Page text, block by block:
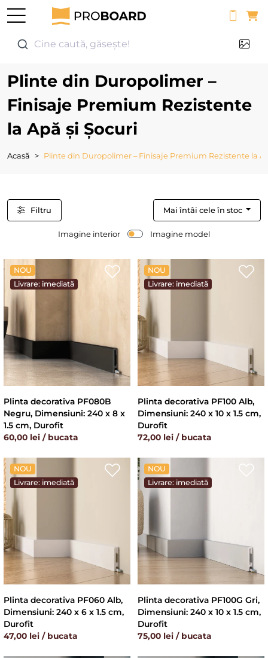
Cine caută, găsește!
Plinte din Duropolimer –
Finisaje Premium Rezistente
la Apă și Șocuri
Acasă Plinte din Duropolimer – Finisaje Premium Rezistente la
Filtru Mai întâi cele în stoc
Imagine interior Imagine model
NOU
Livrare: imediată
Plinta decorativa PF080B
Negru, Dimensiuni: 240 x 8 x
1.5 cm, Durofit
60,00 lei / bucata
NOU
Livrare: imediată
Plinta decorativa PF100 Alb,
Dimensiuni: 240 x 10 x 1.5 cm,
Durofit
72,00 lei / bucata
NOU
Livrare: imediată
Plinta decorativa PF060 Alb,
Dimensiuni: 240 x 6 x 1.5 cm,
Durofit
47,00 lei / bucata
NOU
Livrare: imediată
Plinta decorativa PF100G Gri,
Dimensiuni: 240 x 10 x 1.5 cm,
Durofit
75,00 lei / bucata